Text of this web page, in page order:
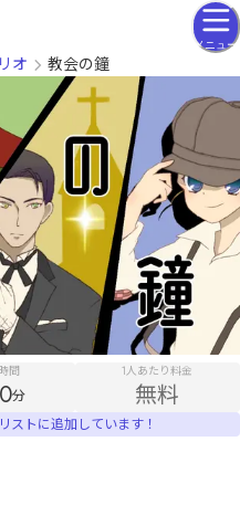
メニュー
オ 教会の鐘
間
分
1人あたり料金
無料
ストに追加しています！